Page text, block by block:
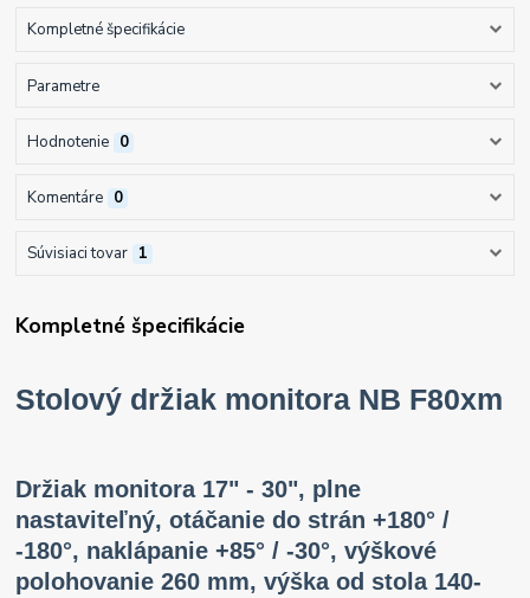
Kompletné špecifikácie
Parametre
Hodnotenie 0
Komentáre 0
Súvisiaci tovar 1
Kompletné špecifikácie
Stolový držiak monitora NB F80xm
Držiak monitora 17" - 30", plne
nastaviteľný, otáčanie do strán +180° /
-180°, naklápanie +85° / -30°, výškové
polohovanie 260 mm, výška od stola 140-